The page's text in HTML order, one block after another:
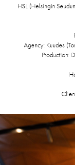
HSL (Helsingin
Agency: Kuudes
Production: